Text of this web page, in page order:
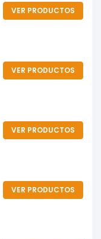
VER PRODUCTOS
VER PRODUCTOS
VER PRODUCTOS
VER PRODUCTOS